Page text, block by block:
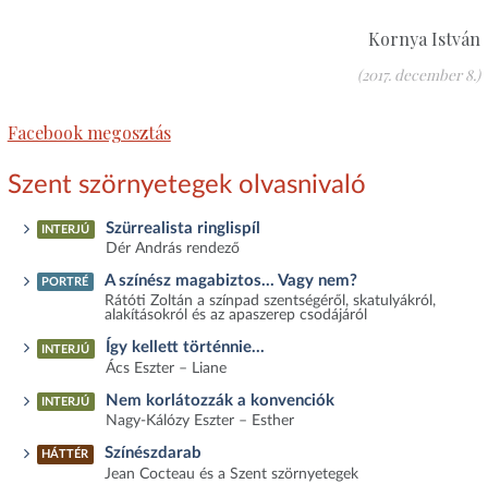
Kornya István
(2017. december 8.)
Facebook megosztás
Szent szörnyetegek olvasnivaló
INTERJÚ Szürrealista ringlispíl
Dér András rendező
PORTRÉ A színész magabiztos… Vagy nem?
Rátóti Zoltán a színpad szentségéről, skatulyákról,
alakításokról és az apaszerep csodájáról
INTERJÚ Így kellett történnie...
Ács Eszter – Liane
INTERJÚ Nem korlátozzák a konvenciók
Nagy-Kálózy Eszter – Esther
HÁTTÉR Színészdarab
Jean Cocteau és a Szent szörnyetegek